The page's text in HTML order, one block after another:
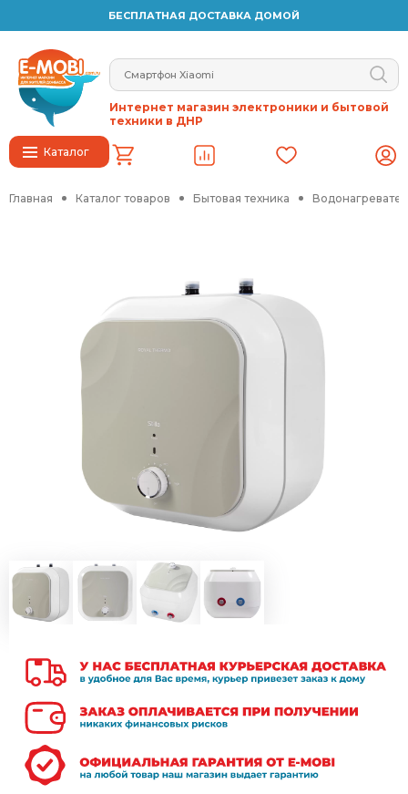
БЕСПЛАТНАЯ ДОСТАВКА ДОМОЙ
Каталог
Интернет магазин электроники и бытовой
техники в ДНР
Главная Каталог товаров Бытовая техника